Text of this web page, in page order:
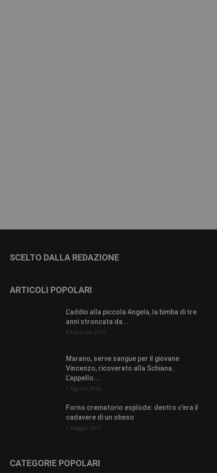
SCELTO DALLA REDAZIONE
ARTICOLI POPOLARI
L’addio alla piccola Angela, la bimba di tre
anni stroncata da...
4 Febbraio 2016
Marano, serve sangue per il giovane
Vincenzo, ricoverato alla Schiana.
L’appello...
1 Agosto 2016
Forno crematorio esplode: dentro c’era il
cadavere di un obeso
1 Maggio 2017
CATEGORIE POPOLARI